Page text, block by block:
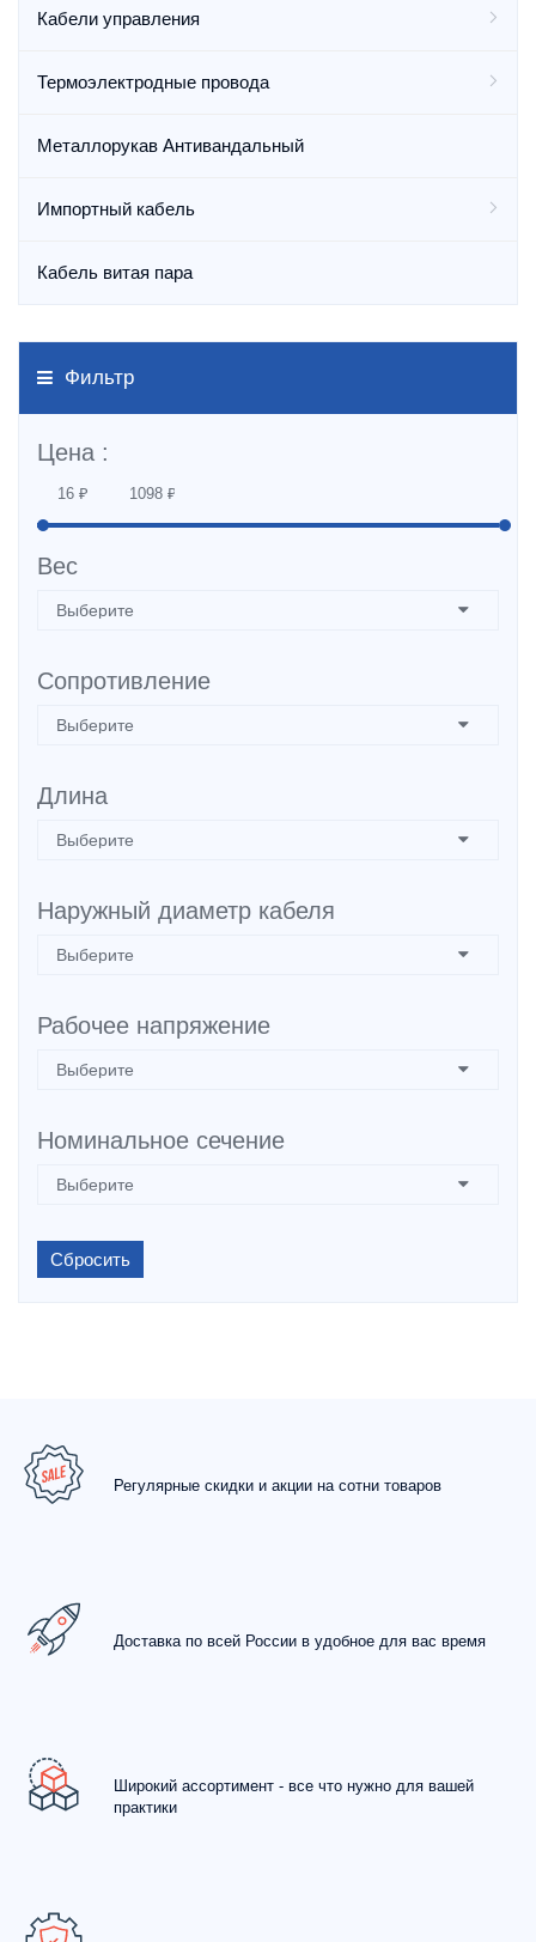
Кабели управления
Термоэлектродные провода
Металлорукав Антивандальный
Импортный кабель
Кабель витая пара
Фильтр
Цена :
Вес
Сопротивление
Длина
Наружный диаметр кабеля
Рабочее напряжение
Номинальное сечение
Сбросить
Регулярные скидки и акции на сотни товаров
Доставка по всей России в удобное для вас время
Широкий ассортимент - все что нужно для вашей
практики